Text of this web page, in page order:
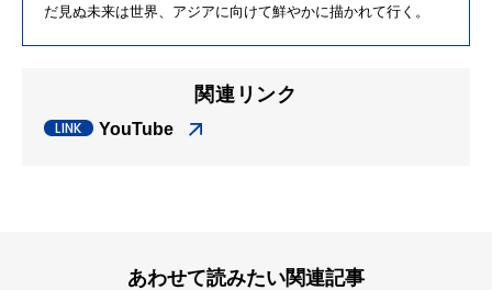
だ見ぬ未来は世界、アジアに向けて鮮やかに描かれて行く。
関連リンク
YouTube
あわせて読みたい関連記事